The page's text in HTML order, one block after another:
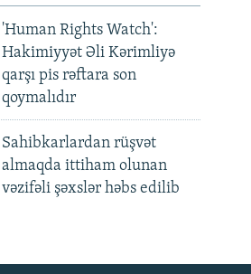
'Human Rights Watch':
Hakimiyyət Əli Kərimliyə
qarşı pis rəftara son
qoymalıdır
Sahibkarlardan rüşvət
almaqda ittiham olunan
vəzifəli şəxslər həbs edilib